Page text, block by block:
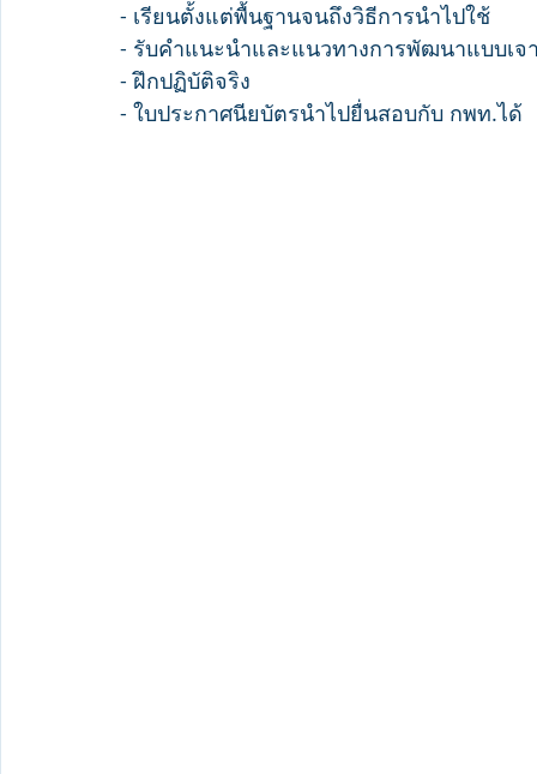
- เรียนตั้งแต่พื้นฐานจนถึงวิธีการนำไปใช้
- รับคำแนะนำและแนวทางการพัฒนาแบบเจ
- ฝึกปฏิบัติจริง
- ใบประกาศนียบัตรนำไปยื่นสอบกับ กพท.ได้